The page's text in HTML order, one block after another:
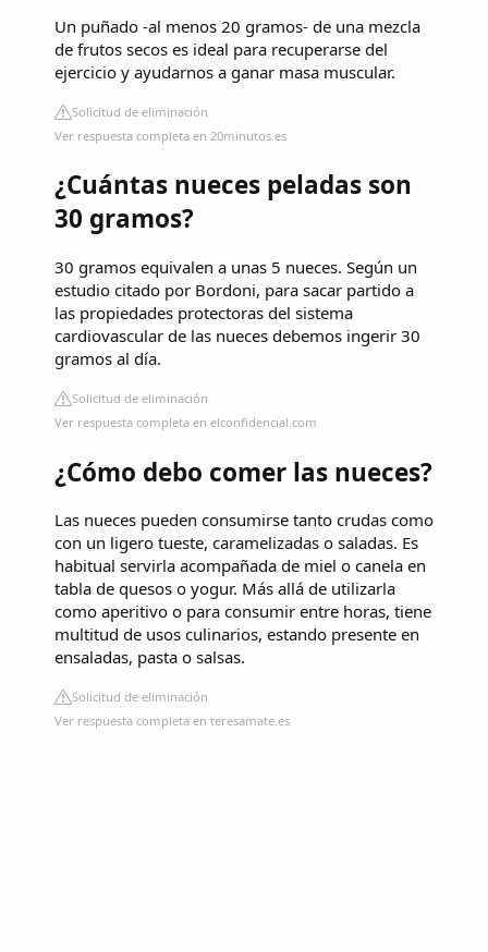
Un puñado -al menos 20 gramos- de una mezcla
de frutos secos es ideal para recuperarse del
ejercicio y ayudarnos a ganar masa muscular.
Solicitud de eliminación
Ver respuesta completa en 20minutos.es
¿Cuántas nueces peladas son
30 gramos?
30 gramos equivalen a unas 5 nueces. Según un
estudio citado por Bordoni, para sacar partido a
las propiedades protectoras del sistema
cardiovascular de las nueces debemos ingerir 30
gramos al día.
Solicitud de eliminación
Ver respuesta completa en elconfidencial.com
¿Cómo debo comer las nueces?
Las nueces pueden consumirse tanto crudas como
con un ligero tueste, caramelizadas o saladas. Es
habitual servirla acompañada de miel o canela en
tabla de quesos o yogur. Más allá de utilizarla
como aperitivo o para consumir entre horas, tiene
multitud de usos culinarios, estando presente en
ensaladas, pasta o salsas.
Solicitud de eliminación
Ver respuesta completa en teresamate.es